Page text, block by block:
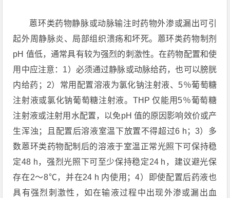
蒽环类药物静脉或动脉输注时药物外渗或漏出可引
起外周静脉炎、局部组织溃疡和坏死。蒽环类药物制剂
pH 值低，通常具有较为强烈的刺激性。在药物配置和使
用中应注意：1）必须通过静脉或动脉给药，也可以膀胱
内给药；2）常用配置溶液为氯化钠注射液、5％葡萄糖
注射液或氯化钠葡萄糖注射液。THP 仅能用5％葡萄糖
注射液或注射用水配置，以免pH 值的原因影响效价或产
生浑浊；且配置后溶液室温下放置不得超过6 h；3）多
数蒽环类药物配制后的溶液于室温正常光照下可保持稳
定48 h，强烈光照下可至少保持稳定24 h，建议避光保
存在2～8℃，并在24 h 内使用；4）即使配置后药液也
具有强烈刺激性，如在输液过程中出现外渗或漏出血